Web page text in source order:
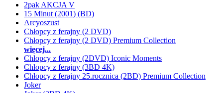
2pak AKCJA V
15 Minut (2001) (BD)
Arcyoszust
Chłopcy z ferajny (2 DVD)
Chłopcy z ferajny (2 DVD) Premium Collection
więcej...
Chłopcy z ferajny (2DVD) Iconic Moments
Chłopcy z ferajny (3BD 4K)
Chłopcy z ferajny 25.rocznica (2BD) Premium Collection
Joker